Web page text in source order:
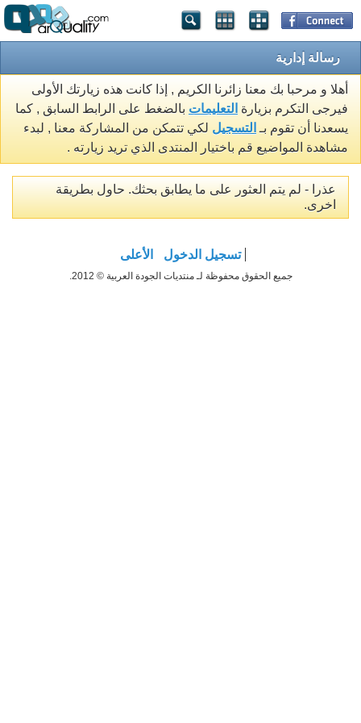
رسالة إدارية
أهلا و مرحبا بك معنا زائرنا الكريم , إذا كانت هذه زيارتك الأولى
فيرجى التكرم بزيارة التعليمات بالضغط على الرابط السابق , كما
يسعدنا أن تقوم بـ التسجيل لكي تتمكن من المشاركة معنا , لبدء
مشاهدة المواضيع قم باختيار المنتدى الذي تريد زيارته .
عذرا - لم يتم العثور على ما يطابق بحثك. حاول بطريقة
اخرى.
تسجيل الدخول الأعلى
جميع الحقوق محفوظة لـ منتديات الجودة العربية © 2012.